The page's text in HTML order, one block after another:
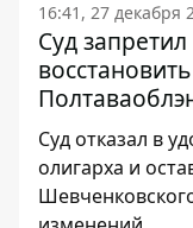
16:41, 27 декабря
Суд
Суд отказал в
олигарха и